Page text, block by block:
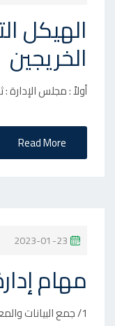
S
T
E
D
N
الهيكل
الخريجين
أولاً : مجلس الإدارة :
Read More
P
S
T
E
2023-01-23
مهام
1/ جمع البيانات